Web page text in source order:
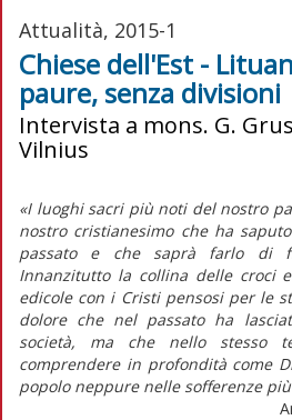
Attualità, 2015-1
Chiese dell'Est -
paure, senza divisioni
Intervista a mons. G.
Vilnius
«I luoghi sacri più noti del nostro
nostro cristianesimo che ha
passato e che saprà farlo di
Innanzitutto la collina delle croci
edicole con i Cristi pensosi per le
dolore che nel passato ha
società, ma che nello stesso
comprendere in profondità come
popolo neppure nelle sofferenze